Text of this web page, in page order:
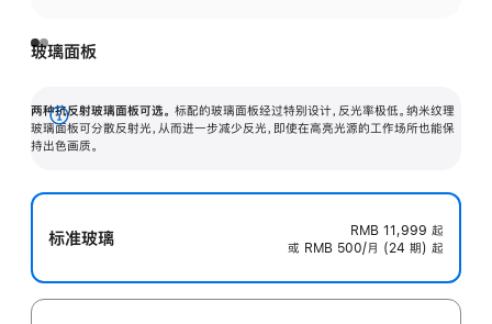
玻璃面板
两种抗反射玻璃面板可选。 标配的玻璃面板经过特别设计，反光率极低。纳米纹理
玻璃面板可分散反射光，从而进一步减少反光，即使在高亮光源的工作场所也能保
持出色画质。
展
开
标准玻璃 RMB 11,999 起
或 RMB 500/月 (24 期) 起